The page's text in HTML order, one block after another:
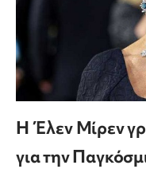
Η Έλεν Μίρεν
για την